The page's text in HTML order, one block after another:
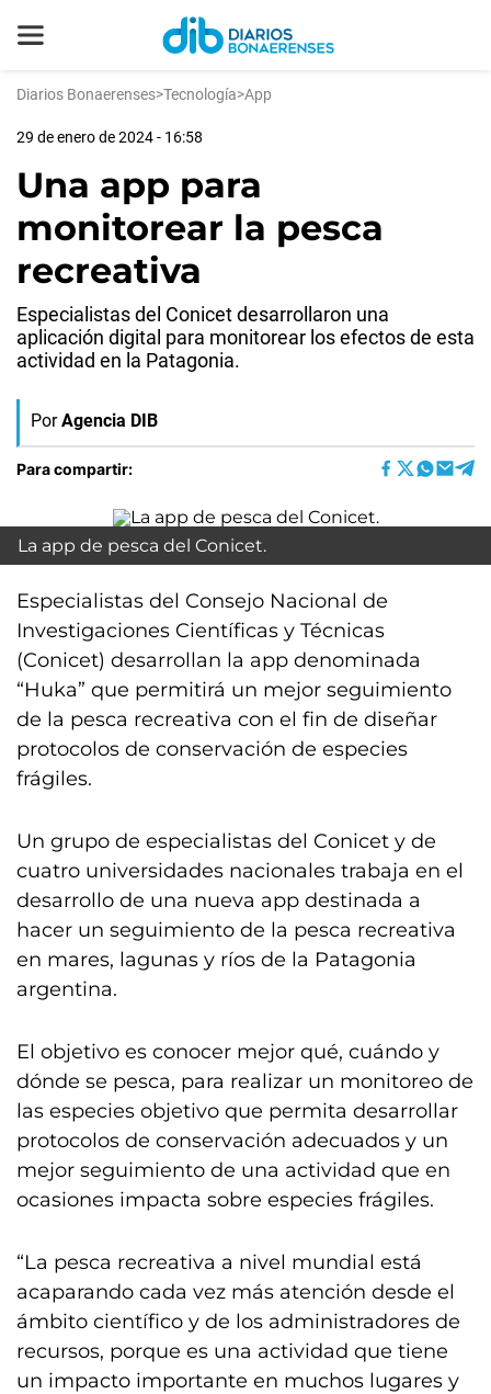
Diarios Bonaerenses>Tecnología>App
29 de enero de 2024 - 16:58
Una app para
monitorear la pesca
recreativa
Especialistas del Conicet desarrollaron una
aplicación digital para monitorear los efectos de esta
actividad en la Patagonia.
Por Agencia DIB
Para compartir:
La app de pesca del Conicet.
Especialistas del Consejo Nacional de
Investigaciones Científicas y Técnicas
(Conicet) desarrollan la app denominada
“Huka” que permitirá un mejor seguimiento
de la pesca recreativa con el fin de diseñar
protocolos de conservación de especies
frágiles.
Un grupo de especialistas del Conicet y de
cuatro universidades nacionales trabaja en el
desarrollo de una nueva app destinada a
hacer un seguimiento de la pesca recreativa
en mares, lagunas y ríos de la Patagonia
argentina.
El objetivo es conocer mejor qué, cuándo y
dónde se pesca, para realizar un monitoreo de
las especies objetivo que permita desarrollar
protocolos de conservación adecuados y un
mejor seguimiento de una actividad que en
ocasiones impacta sobre especies frágiles.
“La pesca recreativa a nivel mundial está
acaparando cada vez más atención desde el
ámbito científico y de los administradores de
recursos, porque es una actividad que tiene
un impacto importante en muchos lugares y